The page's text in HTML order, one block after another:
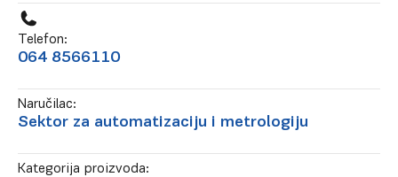
Telefon:
064 8566110
Naručilac:
Sektor za automatizaciju i metrologiju
Kategorija proizvoda: